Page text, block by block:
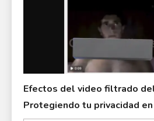
Efectos del video filtrado
Protegiendo tu privacidad